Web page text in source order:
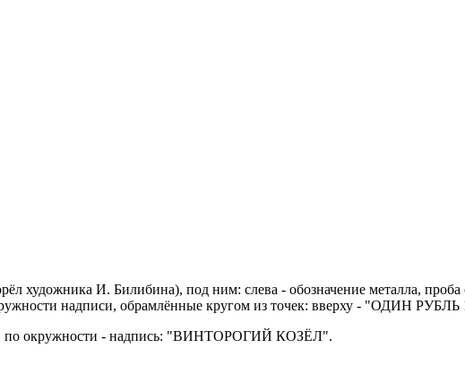
художника И. Билибина), под ним: слева - обозначение металла,
надписи, обрамлённые кругом из точек: вверху - "ОДИН
по окружности - надпись: "ВИНТОРОГИЙ КОЗЁЛ".